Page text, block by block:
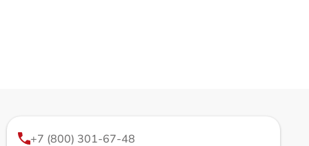
+7 (800) 301-67-48